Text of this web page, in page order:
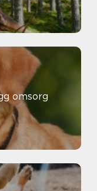
omsorg